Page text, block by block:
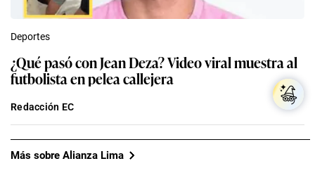
Deportes
¿Qué pasó con Jean Deza? Video viral muestra al
futbolista en pelea callejera
Redacción EC
Más sobre Alianza Lima